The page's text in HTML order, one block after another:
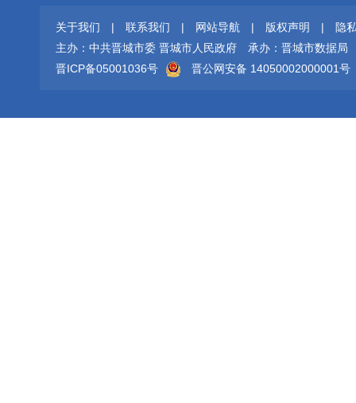
关于我们 | 联系我们 | 网站导航 | 版权声明 |
隐
主办：中共晋城市委 晋城市人民政府
承办：晋城市数据局
晋ICP备05001036号
晋公网安备 14050002000001号